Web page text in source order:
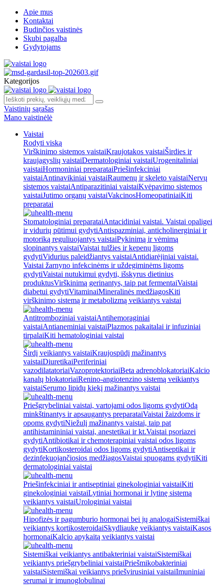
Apie mus
Kontaktai
Budinčios vaistinės
Skubi pagalba
Gydytojams
Kategorijos
Vaistinių sąrašas
Mano vaistinėlė
Vaistai
Rodyti viską
Virškinimo sistemos vaistaiKraujotakos vaistaiŠirdies ir
kraujagyslių vaistaiDermatologiniai vaistaiUrogenitaliniai
vaistaiHormoniniai preparataiPriešinfekciniai
vaistaiAntinavikiniai vaistaiRaumenų ir skeleto vaistaiNervų
sistemos vaistaiAntiparazitiniai vaistaiKvėpavimo sistemos
vaistaiJutimo organų vaistaiVakcinosHomeopatiniaiKiti
preparatai
Stomatologiniai preparataiAntacidiniai vaistai. Vaistai opaligei
ir vidurių pūtimui gydytiAntispazminiai, anticholinerginiai ir
motoriką reguliuojantys vaistaiPykinimą ir vėmimą
slopinantys vaistaiVaistai tulžies ir kepenų ligoms
gydytiVidurius paleidžiantys vaistaiAntidiarėjiniai vaistai.
Vaistai žarnyno infekcinėms ir uždegiminėms ligoms
gydytiVaistai nutukimui gydyti, išskyrus dietinius
produktusVirškinimą gerinantys, taip pat fermentaiVaistai
diabetui gydytiVitaminaiMineralinės medžiagosKiti
virškinimo sistemą ir metabolizmą veikiantys vaistai
Antitromboziniai vaistaiAntihemoraginiai
vaistaiAntianeminiai vaistaiPlazmos pakaitalai ir infuziniai
tirpalaiKiti hematologiniai vaistai
Širdį veikiantys vaistaiKraujospūdį mažinantys
vaistaiDiuretikaiPeriferiniai
vazodilatatoriaiVazoprotektoriaiBeta adrenoblokatoriaiKalcio
kanalų blokatoriaiRenino-angiotenzino sistemą veikiantys
vaistaiSerumo lipidų kiekį mažinantys vaistai
Priešgrybeliniai vaistai, vartojami odos ligoms gydytiOdą
minkštinantys ir apsaugantys preparataiVaistai žaizdoms ir
opoms gydytiNiežulį mažinantys vaistai, taip pat
antihistamininiai vaistai, anestetikai ir kt.Vaistai psoriazei
gydytiAntibiotikai ir chemoterapiniai vaistai odos ligoms
gydytiKortikosteroidai odos ligoms gydytiAntiseptikai ir
dezinfekuojančiosios medžiagosVaistai spuogams gydytiKiti
dermatologiniai vaistai
Priešinfekciniai ir antiseptiniai ginekologiniai vaistaiKiti
ginekologiniai vaistaiLytiniai hormonai ir lytinę sistemą
veikiantys vaistaiUrologiniai vaistai
Hipofizės ir pagumburio hormonai bei jų analogaiSistemiškai
veikiantys kortikosteroidaiSkydliaukę veikiantys vaistaiKasos
hormonaiKalcio apykaitą veikiantys vaistai
Sistemiškai veikiantys antibakteriniai vaistaiSistemiškai
veikiantys priešgrybeliniai vaistaiPriešmikobakteriniai
vaistaiSistemiškai veikiantys priešvirusiniai vaistaiImuniniai
serumai ir imunoglobulinai